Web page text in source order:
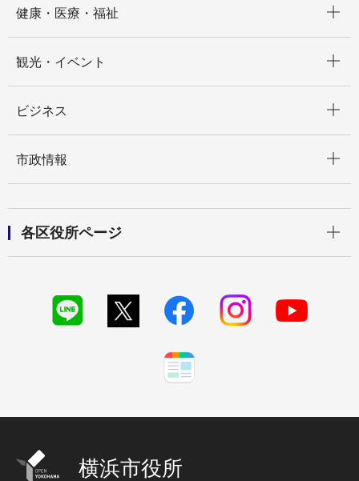
健康・医療・福祉
観光・イベント
ビジネス
市政情報
各区役所ページ
横浜市役所